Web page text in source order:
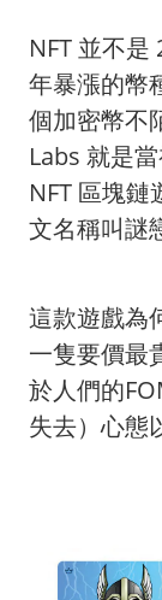
NFT 並不是
年暴漲的幣
個加密幣不
Labs 就是
NFT 區塊
文名稱叫謎
這款遊戲為
一隻要價最
於人們的
失去）心態